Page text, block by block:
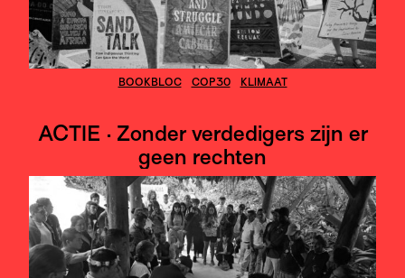
BOOKBLOC COP30 KLIMAAT
ACTIE · Zonder verdedigers zijn er
geen rechten